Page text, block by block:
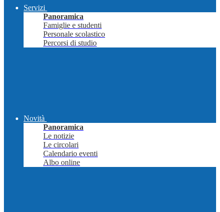
Servizi
Panoramica
Famiglie e studenti
Personale scolastico
Percorsi di studio
Novità
Panoramica
Le notizie
Le circolari
Calendario eventi
Albo online